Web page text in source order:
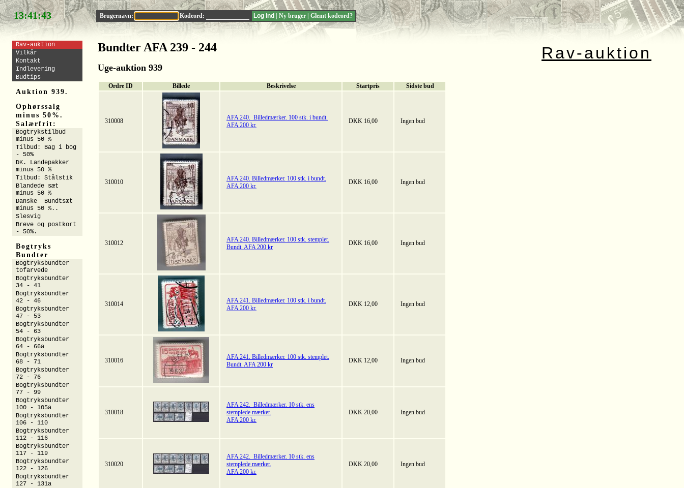
13:41:43 Brugernavn: Kodeord: Ny bruger Glemt kodeord?
Rav-auktion
Bundter AFA 239 - 244
Uge-auktion 939
Ordre ID Billede Beskrivelse Startpris Sidste bud
310008
AFA 240. Billedmærker. 100 stk. i bundt.
AFA 200 kr.
DKK 16,00 Ingen bud
310010
AFA 240. Billedmærker. 100 stk. i bundt.
AFA 200 kr.
DKK 16,00 Ingen bud
310012
AFA 240. Billedmærker. 100 stk. stemplet.
Bundt. AFA 200 kr
DKK 16,00 Ingen bud
310014
AFA 241. Billedmærker. 100 stk. i bundt.
AFA 200 kr.
DKK 12,00 Ingen bud
310016
AFA 241. Billedmærker. 100 stk. stemplet.
Bundt. AFA 200 kr
DKK 12,00 Ingen bud
310018
AFA 242. Billedmærker. 10 stk. ens
stemplede mærker.
AFA 200 kr.
DKK 20,00 Ingen bud
310020
AFA 242. Billedmærker. 10 stk. ens
stemplede mærker.
AFA 200 kr.
DKK 20,00 Ingen bud
Rav-auktion
Vilkår
Kontakt
Indlevering
Budtips
Auktion 939.
Ophørssalg
minus 50%.
Salærfrit:
Bogtrykstilbud
minus 50 %
Tilbud: Bag i bog
- 50%
DK. Landepakker
minus 50 %
Tilbud: Stålstik
Blandede sæt
minus 50 %
Danske Bundtsæt
minus 50 %..
Slesvig
Breve og postkort
- 50%.
Bogtryks
Bundter
Bogtryksbundter
tofarvede
Bogtryksbundter
34 - 41
Bogtryksbundter
42 - 46
Bogtryksbundter
47 - 53
Bogtryksbundter
54 - 63
Bogtryksbundter
64 - 66a
Bogtryksbundter
68 - 71
Bogtryksbundter
72 - 76
Bogtryksbundter
77 - 99
Bogtryksbundter
100 - 105a
Bogtryksbundter
106 - 110
Bogtryksbundter
112 - 116
Bogtryksbundter
117 - 119
Bogtryksbundter
122 - 126
Bogtryksbundter
127 - 131a